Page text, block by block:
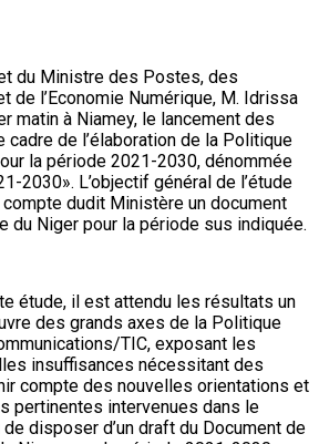
du Ministre des Postes, des
de l’Economie Numérique, M. Idrissa
matin à Niamey, le lancement des
cadre de l’élaboration de la Politique
la période 2021-2030, dénommée
2030». L’objectif général de l’étude
compte dudit Ministère un document
du Niger pour la période sus indiquée.
étude, il est attendu les résultats un
des grands axes de la Politique
TIC, exposant les
insuffisances nécessitant des
compte des nouvelles orientations et
pertinentes intervenues dans le
disposer d’un draft du Document de